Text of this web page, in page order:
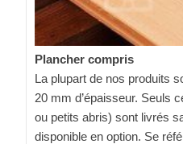
Plancher compris
La plupart de nos produits
20 mm d’épaisseur. Seuls
ou petits abris) sont livrés
disponible en option. Se